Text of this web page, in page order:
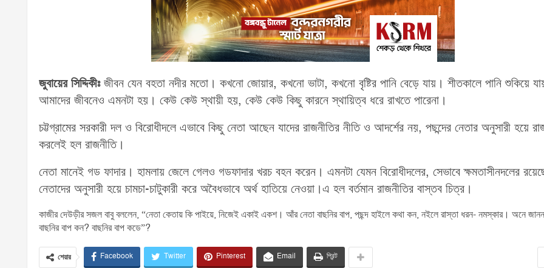
জুবায়ের সিদ্দিকীঃজীবন যেন বহতা নদীর মতো। কখনো জোয়ার, কখনো ভাটা, কখনো বৃষ্টির পানি বেড়ে যায়। শীতকালে পানি শুকিয়ে
আমাদের জীবনেও এমনটা হয়। কেউ কেউ স্থায়ী হয়, কেউ কেউ কিছু কারনে স্থায়িত্ব ধরে রাখতে পারেনা।
চট্টগ্রামের সরকারী দল ও বিরোধীদলে এভাবে কিছু নেতা আছেন যাদের রাজনীতির নীতি ও আদর্শের নয়, পছন্দের নেতার অনুসারী হয়ে
করলেই হল রাজনীতি।
নেতা মানেই গড ফাদার। হামলায় জেলে গেলও গডফাদার খরচ বহন করেন। এমনটা যেমন বিরোধীদলের, সেভাবে ক্ষমতাসীনদলের
নেতাদের অনুসারী হয়ে চামচা-চাটুকারী করে অবৈধভাবে অর্থ হাতিয়ে নেওয়া।এ হল বর্তমান রাজনীতির বাস্তব চিত্র।
কাজীর দেউড়ীর সজল বাবু বললেন, “নেতা কেতায় কি পাইয়ে, নিজেই একাই একশ। আঁর নেতা বাছনির বাপ, পছন্দ হাইলে কথা কন, নইলে রাস্তা ধরন- নমস্কার। অনে
বাছনির বাপ কন? বাছনির বাপ কডে”?
শেয়ার Facebook Twitter Pinterest Email প্রিন্ট